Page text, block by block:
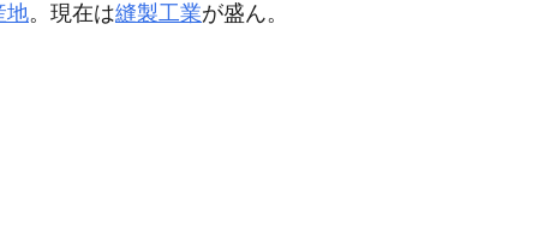
地。現在は縫製工業が盛ん。